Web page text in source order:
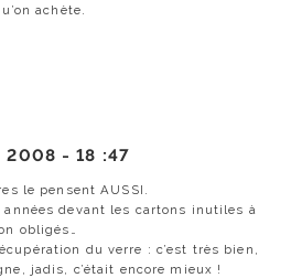
achète.
2008 -18 :47
le pensent AUSSI.
devant les cartons inutiles à
obligés…
du verre : c’est très bien,
jadis, c’était encore mieux !